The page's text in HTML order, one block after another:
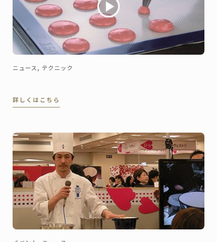
ニュース, テクニック
詳しくはこちら